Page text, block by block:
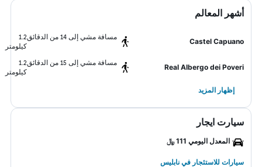
أشهر المعالم
Castel Capuano
مسافة مشي إلى 14 من الدقائق
1.2
كيلومتر
Real Albergo dei Poveri
مسافة مشي إلى 15 من الدقائق
1.2
كيلومتر
إظهار المزيد
سيارت ايجار
المعدل اليومي 111 ﷼
سيارات للاستئجار في نابليس